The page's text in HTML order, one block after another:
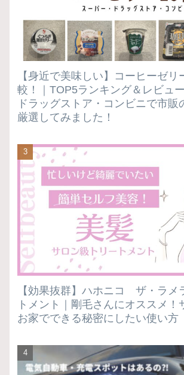
【身近で美味しい】コーヒーゼリ
較！｜TOP5ランキング＆レビュ
ドラッグストア・コンビニで市販
厳選してみました！
【効果抜群】ハホニコ ザ・ラ
トメント｜剛毛さんにオススメ！
お家でできる秘密にしたい使い方